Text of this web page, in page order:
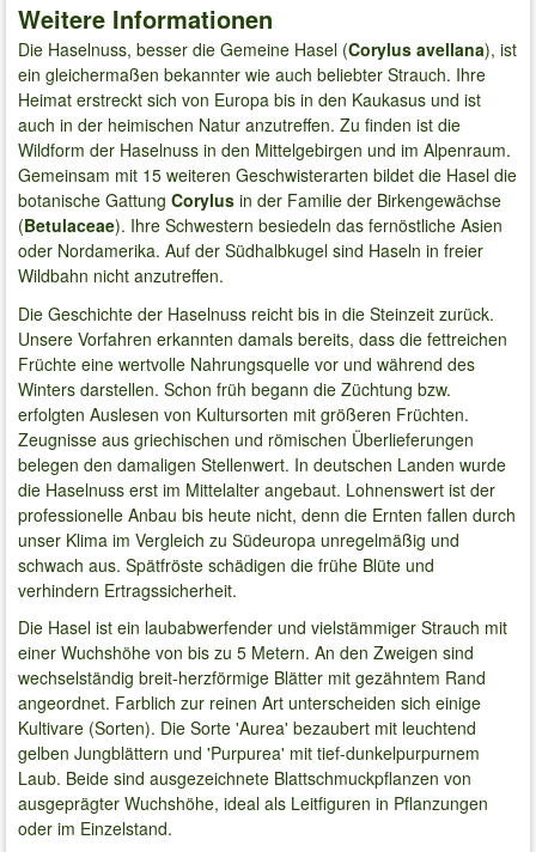
Weitere Informationen
Die Haselnuss, besser die Gemeine Hasel (Corylus avellana), ist
ein gleichermaßen bekannter wie auch beliebter Strauch. Ihre
Heimat erstreckt sich von Europa bis in den Kaukasus und ist
auch in der heimischen Natur anzutreffen. Zu finden ist die
Wildform der Haselnuss in den Mittelgebirgen und im Alpenraum.
Gemeinsam mit 15 weiteren Geschwisterarten bildet die Hasel die
botanische Gattung Corylus in der Familie der Birkengewächse
(Betulaceae). Ihre Schwestern besiedeln das fernöstliche Asien
oder Nordamerika. Auf der Südhalbkugel sind Haseln in freier
Wildbahn nicht anzutreffen.
Die Geschichte der Haselnuss reicht bis in die Steinzeit zurück.
Unsere Vorfahren erkannten damals bereits, dass die fettreichen
Früchte eine wertvolle Nahrungsquelle vor und während des
Winters darstellen. Schon früh begann die Züchtung bzw.
erfolgten Auslesen von Kultursorten mit größeren Früchten.
Zeugnisse aus griechischen und römischen Überlieferungen
belegen den damaligen Stellenwert. In deutschen Landen wurde
die Haselnuss erst im Mittelalter angebaut. Lohnenswert ist der
professionelle Anbau bis heute nicht, denn die Ernten fallen durch
unser Klima im Vergleich zu Südeuropa unregelmäßig und
schwach aus. Spätfröste schädigen die frühe Blüte und
verhindern Ertragssicherheit.
Die Hasel ist ein laubabwerfender und vielstämmiger Strauch mit
einer Wuchshöhe von bis zu 5 Metern. An den Zweigen sind
wechselständig breit-herzförmige Blätter mit gezähntem Rand
angeordnet. Farblich zur reinen Art unterscheiden sich einige
Kultivare (Sorten). Die Sorte 'Aurea' bezaubert mit leuchtend
gelben Jungblättern und 'Purpurea' mit tief-dunkelpurpurnem
Laub. Beide sind ausgezeichnete Blattschmuckpflanzen von
ausgeprägter Wuchshöhe, ideal als Leitfiguren in Pflanzungen
oder im Einzelstand.